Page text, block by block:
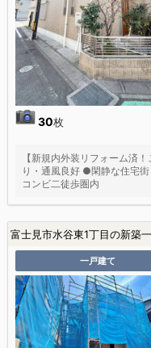
30枚
【新規内外装リフォーム済
り・通風良好 ●閑静な住宅
コンビ二徒歩圏内
富士見市水谷東1丁目の新築
一戸建て